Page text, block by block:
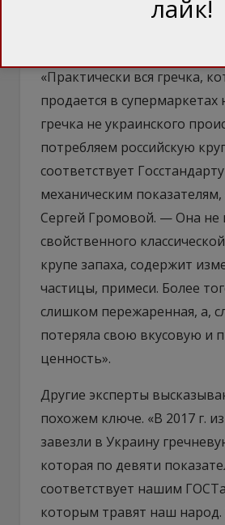
маркироваться как
«Практически вся гречка,
продается в супермаркетах
гречка не украинского
потребляем российскую
соответствует
механическим
Сергей Громовой. — Она не
свойственного
крупе запаха, содержит
частицы, примеси. Более
слишком пережаренная, а,
потеряла свою вкусовую и
ценность».
Другие эксперты
похожем ключе. «В 2017 г.
завезли в Украину
которая по девяти
соответствует нашим
которым травят наш
лайк!